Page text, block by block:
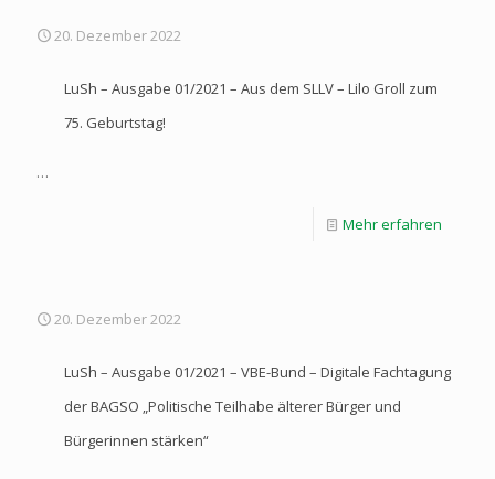
20. Dezember 2022
LuSh – Ausgabe 01/2021 – Aus dem SLLV – Lilo Groll zum
75. Geburtstag!
…
Mehr erfahren
20. Dezember 2022
LuSh – Ausgabe 01/2021 – VBE-Bund – Digitale Fachtagung
der BAGSO „Politische Teilhabe älterer Bürger und
Bürgerinnen stärken“